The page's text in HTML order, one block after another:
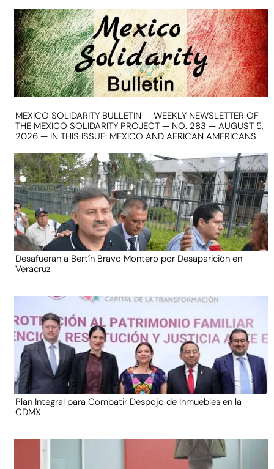
MEXICO SOLIDARITY BULLETIN — WEEKLY NEWSLETTER OF
THE MEXICO SOLIDARITY PROJECT — NO. 283 — AUGUST 5,
2026 — IN THIS ISSUE: MEXICO AND AFRICAN AMERICANS
Desafueran a Bertín Bravo Montero por Desaparición en
Veracruz
Plan Integral para Combatir Despojo de Inmuebles en la
CDMX